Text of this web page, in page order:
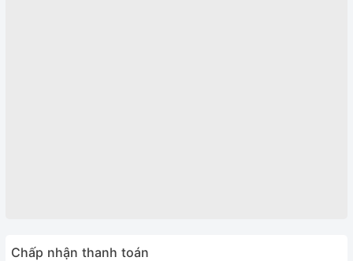
Chấp nhận thanh toán